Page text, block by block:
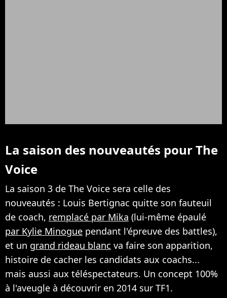
La saison des nouveautés pour The
Voice
La saison 3 de The Voice sera celle des
nouveautés : Louis Bertignac quitte son fauteuil
de coach, remplacé par Mika (lui-même épaulé
par Kylie Minogue pendant l'épreuve des battles),
et un grand rideau blanc va faire son apparition,
histoire de cacher les candidats aux coachs...
mais aussi aux téléspectateurs. Un concept 100%
à l'aveugle à découvrir en 2014 sur TF1.